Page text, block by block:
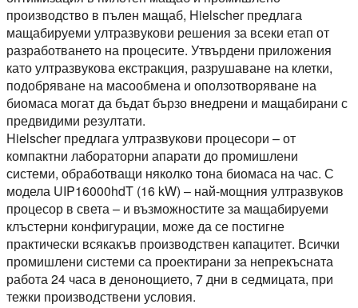
производство в пълен мащаб, Hielscher предлага
мащабируеми ултразвукови решения за всеки етап от
разработването на процесите. Утвърдени приложения
като ултразвукова екстракция, разрушаване на клетки,
подобряване на масообмена и оползотворяване на
биомаса могат да бъдат бързо внедрени и мащабирани с
предвидими резултати.
Hielscher предлага ултразвукови процесори – от
компактни лабораторни апарати до промишлени
системи, обработващи няколко тона биомаса на час. С
модела UIP16000hdT (16 kW) – най-мощния ултразвуков
процесор в света – и възможностите за мащабируеми
клъстерни конфигурации, може да се постигне
практически всякакъв производствен капацитет. Всички
промишлени системи са проектирани за непрекъсната
работа 24 часа в денонощието, 7 дни в седмицата, при
тежки производствени условия.